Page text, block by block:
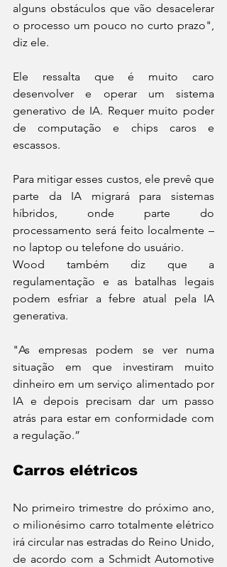
alguns obstáculos que vão desacelerar
o processo um pouco no curto prazo",
diz ele.
Ele ressalta que é muito caro
desenvolver e operar um sistema
generativo de IA. Requer muito poder
de computação e chips caros e
escassos.
Para mitigar esses custos, ele prevê que
parte da IA migrará para sistemas
híbridos, onde parte do
processamento será feito localmente –
no laptop ou telefone do usuário.
Wood também diz que a
regulamentação e as batalhas legais
podem esfriar a febre atual pela IA
generativa.
"As empresas podem se ver numa
situação em que investiram muito
dinheiro em um serviço alimentado por
IA e depois precisam dar um passo
atrás para estar em conformidade com
a regulação.”
Carros elétricos
No primeiro trimestre do próximo ano,
o milionésimo carro totalmente elétrico
irá circular nas estradas do Reino Unido,
de acordo com a Schmidt Automotive